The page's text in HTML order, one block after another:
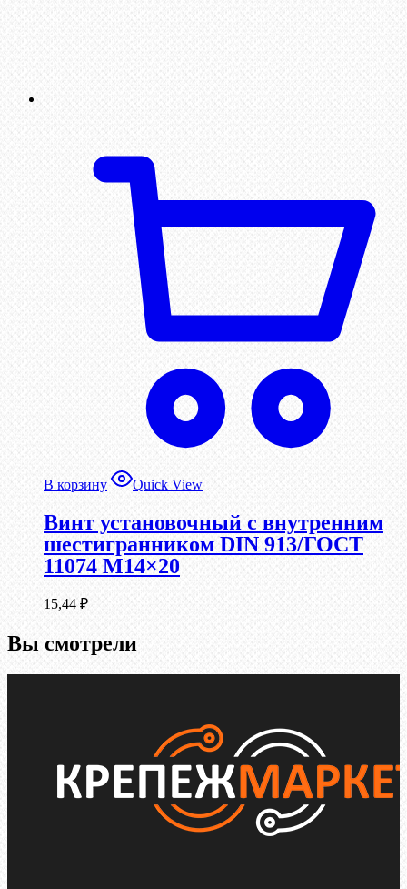
В корзину Quick View
Винт установочный с внутренним
шестигранником DIN 913/ГОСТ
11074 М14×20
15,44 ₽
Вы смотрели